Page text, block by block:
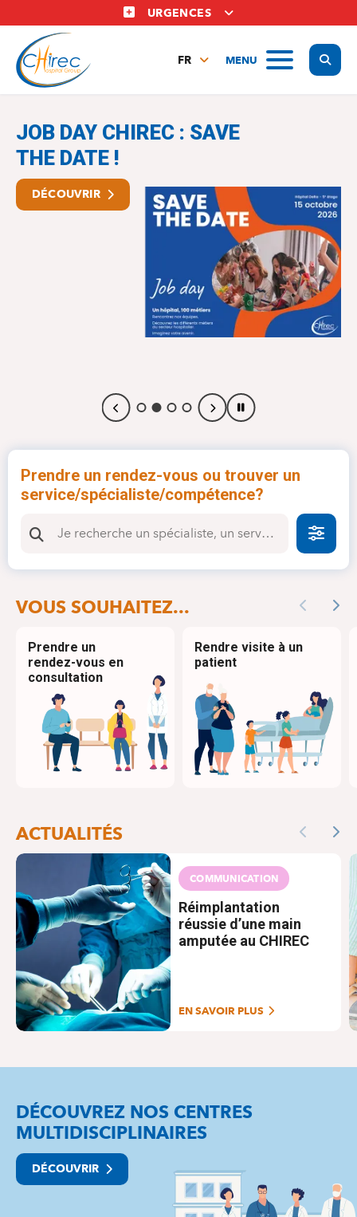
au
contenu
principal
URGENCES
MENU
FR
JOB DAY CHIREC : SAVE
THE DATE !
DÉCOUVRIR
Prendre un rendez-vous ou trouver un
service/spécialiste/compétence?
Faire
VOUS SOUHAITEZ... Previous
Prendre un
rendez-vous en
consultation
Rendre visite à un
patient
ACTUALITÉS Previous
COMMUNICATION
Réimplantation
réussie d’une main
amputée au CHIREC
EN SAVOIR PLUS
DÉCOUVREZ NOS CENTRES
MULTIDISCIPLINAIRES
DÉCOUVRIR